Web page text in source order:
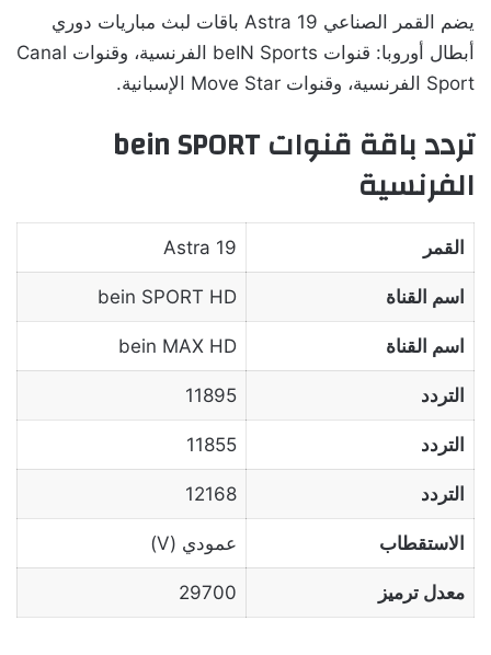
يضم القمر الصناعي Astra 19 باقات لبث مباريات دوري
أبطال أوروبا: قنوات beIN Sports الفرنسية، وقنوات Canal
Sport الفرنسية، وقنوات Move Star الإسبانية.
تردد باقة قنوات bein SPORT
الفرنسية
القمر Astra 19
اسم القناة bein SPORT HD
اسم القناة bein MAX HD
التردد 11895
التردد 11855
التردد 12168
الاستقطاب عمودي (V)
معدل ترميز 29700